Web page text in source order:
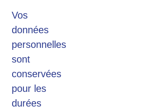
Vos
données
personnelles
sont
conservées
pour les
durées